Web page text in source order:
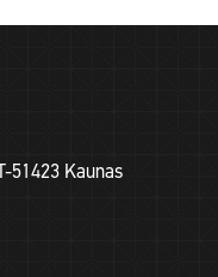
51423 Kaunas